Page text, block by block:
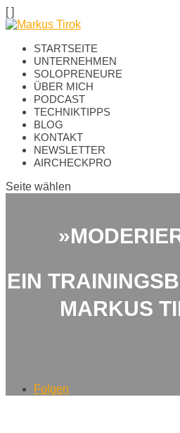
[ ]
STARTSEITE
UNTERNEHMEN
SOLOPRENEURE
ÜBER MICH
PODCAST
TECHNIKTIPPS
BLOG
KONTAKT
NEWSLETTER
AIRCHECKPRO
Seite wählen
EIN
MARKUS
Folgen